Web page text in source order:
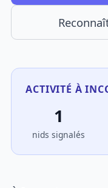
ACTIVITÉ À
1
nids signalés